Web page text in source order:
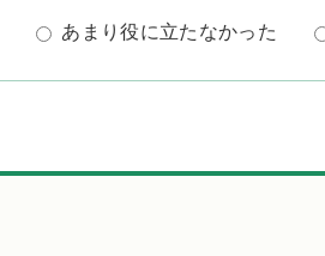
あまり役に立たなかった